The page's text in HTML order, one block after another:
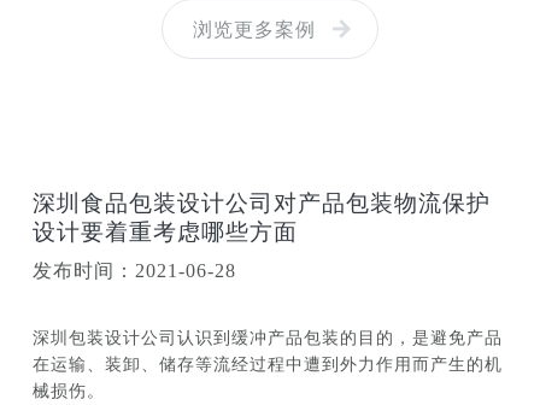
浏览更多案例
深圳食品包装设计公司对产品包装物流保护
设计要着重考虑哪些方面
发布时间：2021-06-28
深圳包装设计公司认识到缓冲产品包装的目的，是避免产品
在运输、装卸、储存等流经过程中遭到外力作用而产生的机
械损伤。